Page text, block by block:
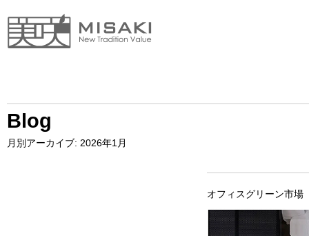
Blog
月別アーカイブ: 2026年1月
オフィスグリーン市場